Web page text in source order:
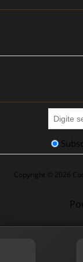
Pedido de
Copyright © 2026